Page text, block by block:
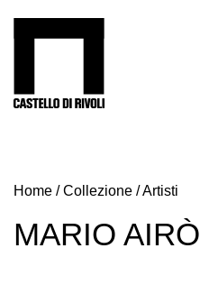
Eventi
Archivi
del
Home /Collezione /Artisti
MARIO AIRÒ